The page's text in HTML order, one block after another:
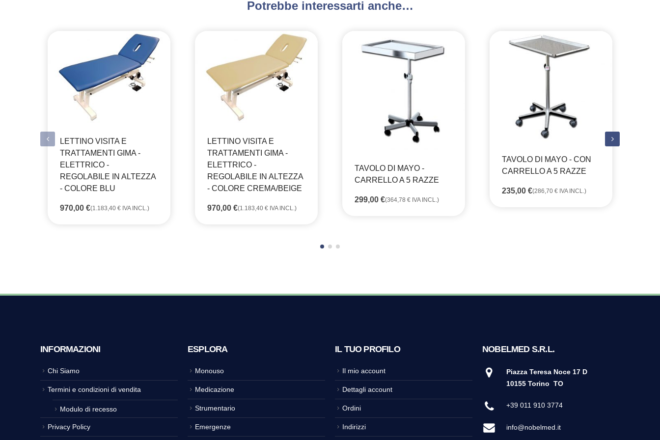
Potrebbe interessarti anche…
LETTINO VISITA E
TRATTAMENTI GIMA -
ELETTRICO -
REGOLABILE IN ALTEZZA
- COLORE BLU
970,00 €(1.183,40 € IVA INCL.)
LETTINO VISITA E
TRATTAMENTI GIMA -
ELETTRICO -
REGOLABILE IN ALTEZZA
- COLORE CREMA/BEIGE
970,00 €(1.183,40 € IVA INCL.)
TAVOLO DI MAYO -
CARRELLO A 5 RAZZE
299,00 €(364,78 € IVA INCL.)
TAVOLO DI MAYO - CON
CARRELLO A 5 RAZZE
235,00 €(286,70 € IVA INCL.)
INFORMAZIONI
Chi Siamo
Termini e condizioni di vendita
Modulo di recesso
Privacy Policy
ESPLORA
Monouso
Medicazione
Strumentario
Emergenze
IL TUO PROFILO
Il mio account
Dettagli account
Ordini
Indirizzi
NOBELMED S.R.L.
Piazza Teresa Noce 17 D
10155 Torino TO
+39 011 910 3774
info@nobelmed.it